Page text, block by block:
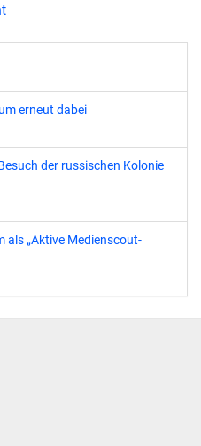
erneut dabei
der russischen Kolonie
als „Aktive Medienscout-